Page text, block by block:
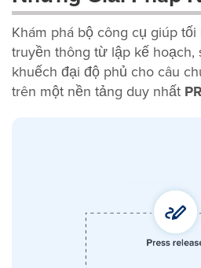
Khám phá bộ công cụ giúp
truyền thông từ lập kế hoạch,
khuếch đại độ phủ cho câu
trên một nền tảng duy nhất